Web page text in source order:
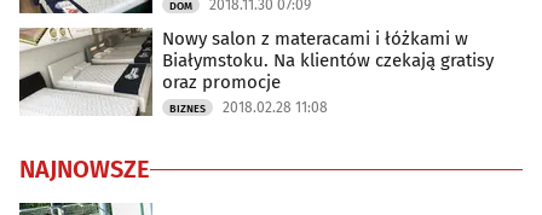
DOM 2018.11.30 07:09
Nowy salon z materacami i łóżkami w
Białymstoku. Na klientów czekają gratisy
oraz promocje
BIZNES 2018.02.28 11:08
NAJNOWSZE